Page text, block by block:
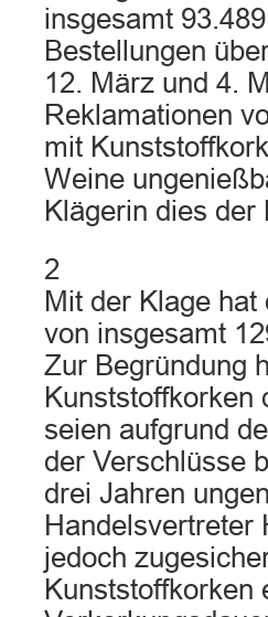
insgesamt
Bestellungen
12. März und 4.
Reklamationen
mit
Weine
Klägerin dies der
2
Mit der Klage
von insgesamt
Zur Begründung
Kunststoffkorken
seien aufgrund
der Verschlüsse
drei Jahren
Handelsvertreter
jedoch
Kunststoffkorken